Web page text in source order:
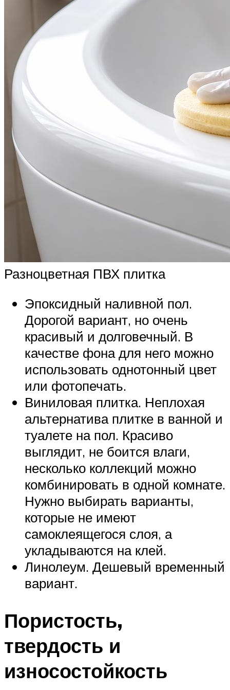
Разноцветная ПВХ плитка
Эпоксидный наливной пол.
Дорогой вариант, но очень
красивый и долговечный. В
качестве фона для него можно
использовать однотонный цвет
или фотопечать.
Виниловая плитка. Неплохая
альтернатива плитке в ванной и
туалете на пол. Красиво
выглядит, не боится влаги,
несколько коллекций можно
комбинировать в одной комнате.
Нужно выбирать варианты,
которые не имеют
самоклеящегося слоя, а
укладываются на клей.
Линолеум. Дешевый временный
вариант.
Пористость,
твердость и
износостойкость